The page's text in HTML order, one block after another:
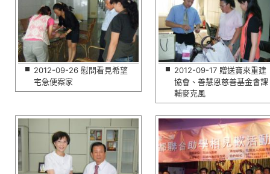
2012-09-26 慰問看見希望
宅急便案家
2012-09-17 贈送寶來重建
協會、善慧恩慈善基金會課
輔麥克風